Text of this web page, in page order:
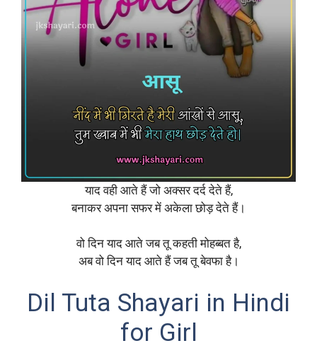
याद वही आते हैं जो अक्सर दर्द देते हैं,
बनाकर अपना सफर में अकेला छोड़ देते हैं।
वो दिन याद आते जब तू कहती मोहब्बत है,
अब वो दिन याद आते हैं जब तू बेवफा है।
Dil Tuta Shayari in Hindi
for Girl